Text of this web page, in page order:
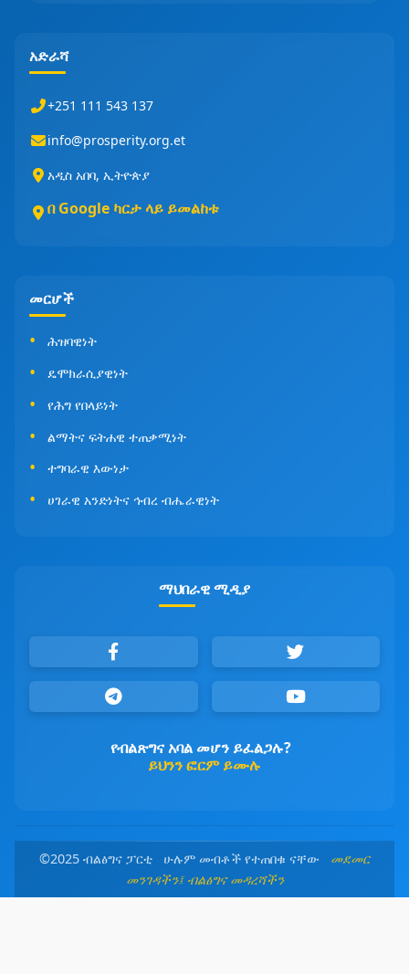
አድራሻ
+251 111 543 137
info@prosperity.org.et
አዲስ አበባ, ኢትዮጵያ
በ Google ካርታ ላይ ይመልከቱ
መርሆች
ሕዝባዊነት
ዴሞክራሲያዊነት
የሕግ የበላይነት
ልማትና ፍትሐዊ ተጠቃሚነት
ተግባራዊ እውነታ
ሀገራዊ አንድነትና ኅብረ ብሔራዊነት
ማህበራዊ ሚዲያ
የብልጽግና አባል መሆን ይፈልጋሉ?
ይህንን ፎርም ይሙሉ
©2025 ብልፅግና ፓርቲ ሁሉም መብቶች የተጠበቁ ናቸው መደመር
መንገዳችን፤ ብልፅግና መዳረሻችን